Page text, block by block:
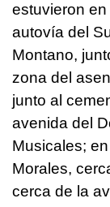
estuvieron
autovía del
Montano,
zona del
junto al
avenida del
Musicales;
Morales,
cerca de la